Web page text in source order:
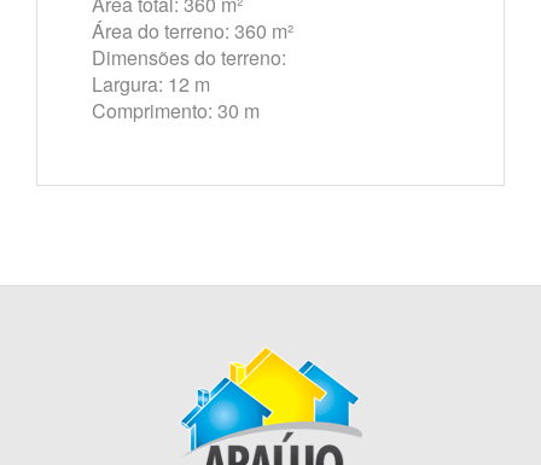
Área do terreno: 360 m²
Dimensões do terreno:
Largura: 12 m
Comprimento: 30 m